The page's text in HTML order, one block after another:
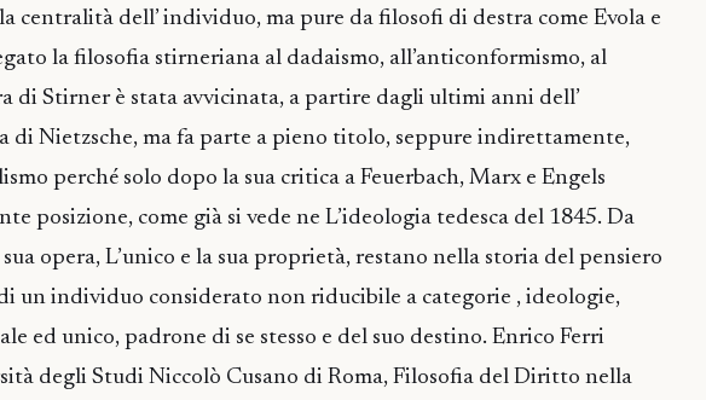
centralità dell’ individuo, ma pure da filosofi di destra come Evola e
la filosofia stirneriana al dadaismo, all’anticonformismo, al
di Stirner è stata avvicinata, a partire dagli ultimi anni dell’
di Nietzsche, ma fa parte a pieno titolo, seppure indirettamente,
perché solo dopo la sua critica a Feuerbach, Marx e Engels
posizione, come già si vede ne L’ideologia tedesca del 1845. Da
opera, L’unico e la sua proprietà, restano nella storia del pensiero
un individuo considerato non riducibile a categorie , ideologie,
ed unico, padrone di se stesso e del suo destino. Enrico Ferri
degli Studi Niccolò Cusano di Roma, Filosofia del Diritto nella